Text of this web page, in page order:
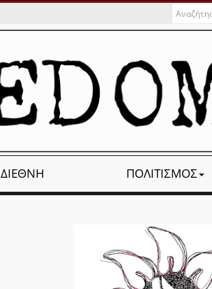
ΔΙΕΘΝΉ ΠΟΛΙΤΙΣΜΌΣ